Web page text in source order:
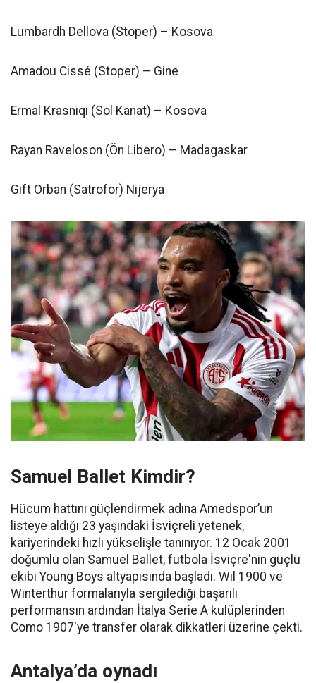
Lumbardh Dellova (Stoper) – Kosova
Amadou Cissé (Stoper) – Gine
Ermal Krasniqi (Sol Kanat) – Kosova
Rayan Raveloson (Ön Libero) – Madagaskar
Gift Orban (Satrofor) Nijerya
Samuel Ballet Kimdir?
Hücum hattını güçlendirmek adına Amedspor’un
listeye aldığı 23 yaşındaki İsviçreli yetenek,
kariyerindeki hızlı yükselişle tanınıyor. 12 Ocak 2001
doğumlu olan Samuel Ballet, futbola İsviçre'nin güçlü
ekibi Young Boys altyapısında başladı. Wil 1900 ve
Winterthur formalarıyla sergilediği başarılı
performansın ardından İtalya Serie A kulüplerinden
Como 1907'ye transfer olarak dikkatleri üzerine çekti.
Antalya’da oynadı